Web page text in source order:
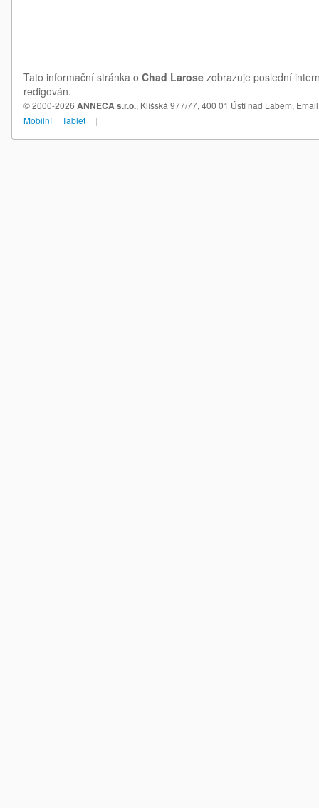
Tato informační stránka o Chad Larose zobrazuje poslední
redigován.
© 2000-2026 ANNECA s.r.o., Klíšská 977/77, 400 01 Ústí nad Labem,
Mobilní
Tablet |